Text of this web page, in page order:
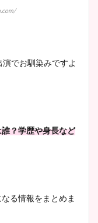
演でお馴染みですよ
？学歴や身長など
る情報をまとめま